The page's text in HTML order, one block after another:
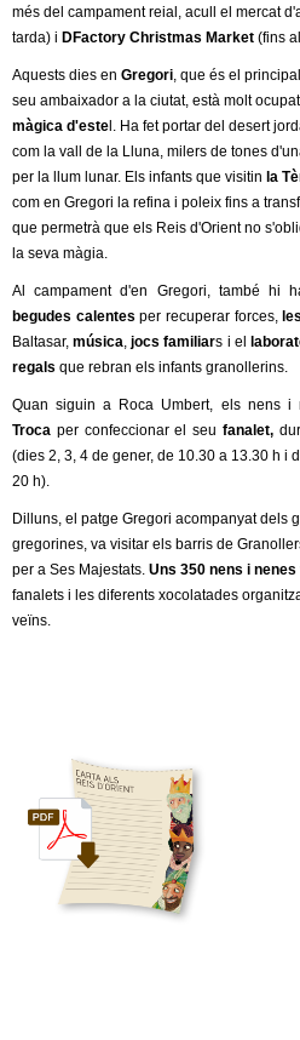
o
e
s
més del campament reial, acull el mercat
tarda) i DFactory Christmas Market (fins
Aquests dies en Gregori, que és el
seu ambaixador a la ciutat, està molt
màgica d'este l. Ha fet portar del desert
com la vall de la Lluna, milers de tones
per la llum lunar. Els infants que visitin la
com en Gregori la refina i poleix fins a
que permetrà que els Reis d'Orient no
la seva màgia.
Al campament d'en Gregori, també hi
begudes calentes per recuperar forces,
Baltasar, música, jocs familiars i el
regals que rebran els infants granollerins.
Quan siguin a Roca Umbert, els nens
Troca per confeccionar el seu fanalet,
(dies 2, 3, 4 de gener, de 10.30 a 13.30 h i
20 h).
Dilluns, el patge Gregori acompanyat dels
gregorines, va visitar els barris de
per a Ses Majestats. Uns 350 nens i nenes
fanalets i les diferents xocolatades
veïns.